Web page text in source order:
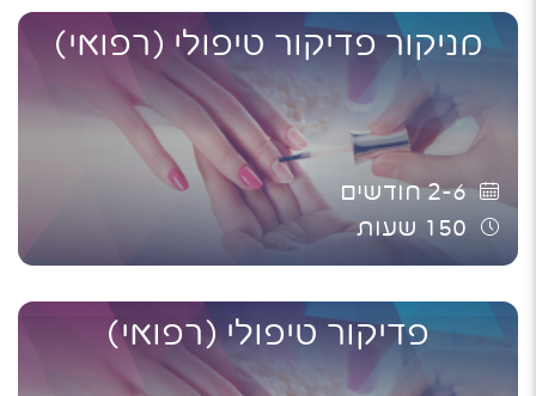
מניקור פדיקור טיפולי (רפואי)
2-6 חודשים
150 שעות
פדיקור טיפולי (רפואי)